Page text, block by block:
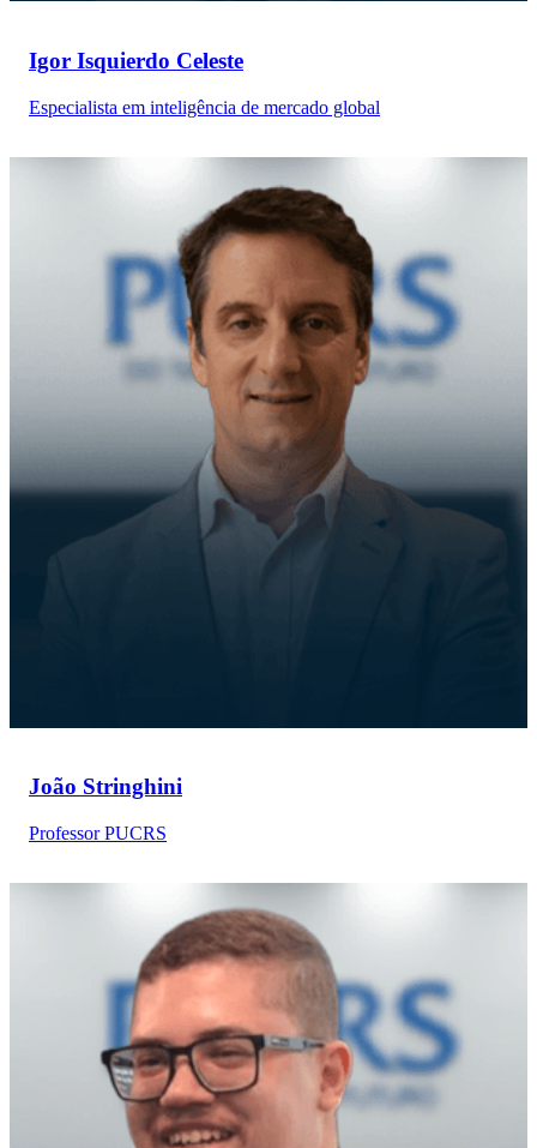
Igor Isquierdo Celeste
Especialista em inteligência de mercado global
João Stringhini
Professor PUCRS